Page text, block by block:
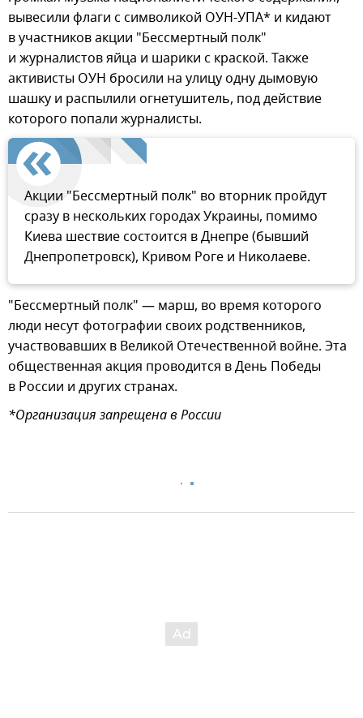
вывесили флаги с символикой ОУН-УПА* и кидают
в участников акции "Бессмертный полк"
и журналистов яйца и шарики с краской. Также
активисты ОУН бросили на улицу одну дымовую
шашку и распылили огнетушитель, под действие
которого попали журналисты.
Акции "Бессмертный полк" во вторник пройдут
сразу в нескольких городах Украины, помимо
Киева шествие состоится в Днепре (бывший
Днепропетровск), Кривом Роге и Николаеве.
"Бессмертный полк" — марш, во время которого
люди несут фотографии своих родственников,
участвовавших в Великой Отечественной войне. Эта
общественная акция проводится в День Победы
в России и других странах.
*Организация запрещена в России